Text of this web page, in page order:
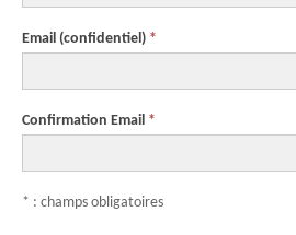
Email (confidentiel) *
Confirmation Email *
* : champs obligatoires